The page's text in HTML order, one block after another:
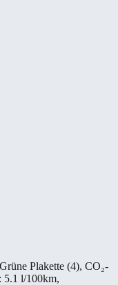
Grüne Plakette (4), CO₂-
: 5.1 l/100km,